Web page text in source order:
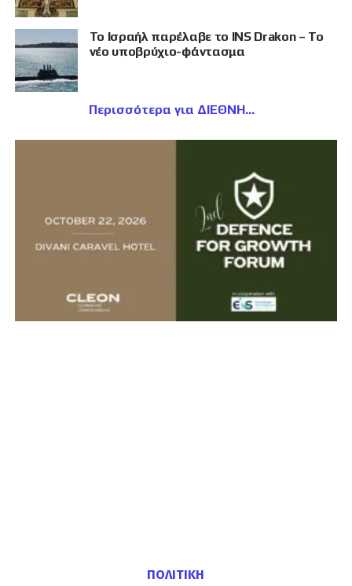
Το Ισραήλ παρέλαβε το INS Drakon – Το
νέο υποβρύχιο-φάντασμα
Περισσότερα για ΔΙΕΘΝΗ
ΠΟΛΙΤΙΚΗ